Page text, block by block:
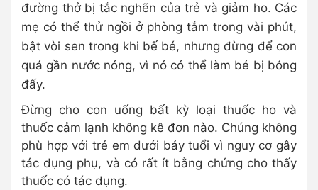
đường thở bị tắc nghẽn của trẻ và giảm ho. Các
mẹ có thể thử ngồi ở phòng tắm trong vài phút,
bật vòi sen trong khi bế bé, nhưng đừng để con
quá gần nước nóng, vì nó có thể làm bé bị bỏng
đấy.
Đừng cho con uống bất kỳ loại thuốc ho và
thuốc cảm lạnh không kê đơn nào. Chúng không
phù hợp với trẻ em dưới bảy tuổi vì nguy cơ gây
tác dụng phụ, và có rất ít bằng chứng cho thấy
thuốc có tác dụng.